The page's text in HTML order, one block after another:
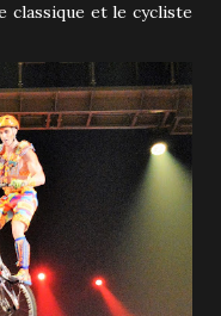
classique et le cycliste